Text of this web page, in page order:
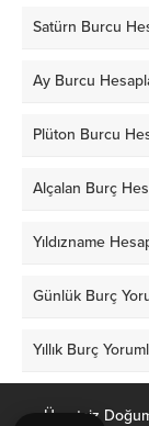
Satürn Burcu
Ay Burcu
Plüton Burcu
Alçalan Burç
Yıldızname
Günlük Burç
Yıllık Burç
Ücretsiz